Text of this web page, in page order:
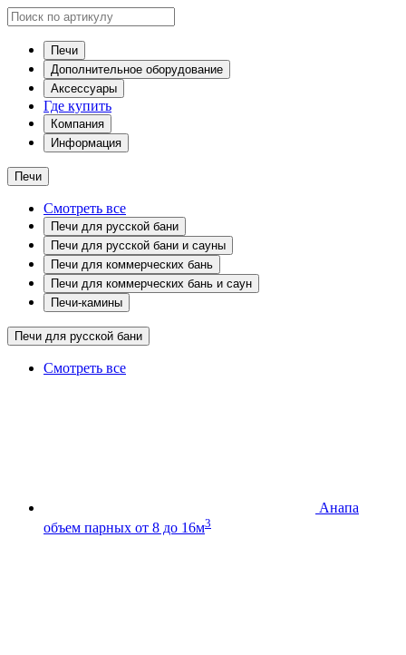
Печи
Дополнительное оборудование
Аксессуары
Где купить
Компания
Информация
Печи
Смотреть все
Печи для русской бани
Печи для русской бани и сауны
Печи для коммерческих бань
Печи для коммерческих бань и саун
Печи-камины
Печи для русской бани
Смотреть все
Анапа
объем парных от 8 до 16м3